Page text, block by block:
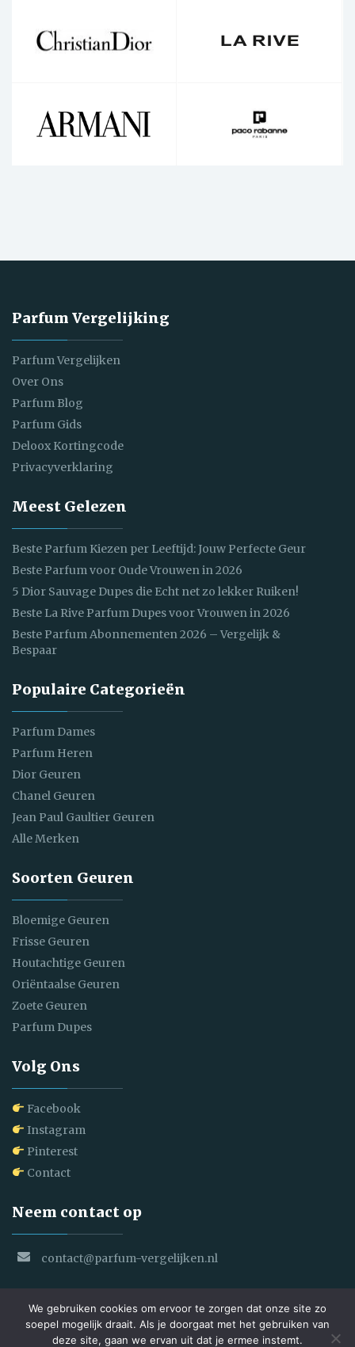
Parfum Vergelijking
Parfum Vergelijken
Over Ons
Parfum Blog
Parfum Gids
Deloox Kortingcode
Privacyverklaring
Meest Gelezen
Beste Parfum Kiezen per Leeftijd: Jouw Perfecte Geur
Beste Parfum voor Oude Vrouwen in 2026
5 Dior Sauvage Dupes die Echt net zo lekker Ruiken!
Beste La Rive Parfum Dupes voor Vrouwen in 2026
Beste Parfum Abonnementen 2026 – Vergelijk &
Bespaar
Populaire Categorieën
Parfum Dames
Parfum Heren
Dior Geuren
Chanel Geuren
Jean Paul Gaultier Geuren
Alle Merken
Soorten Geuren
Bloemige Geuren
Frisse Geuren
Houtachtige Geuren
Oriëntaalse Geuren
Zoete Geuren
Parfum Dupes
Volg Ons
Facebook
Instagram
Pinterest
Contact
Neem contact op
contact@parfum-vergelijken.nl
We gebruiken cookies om ervoor te zorgen dat onze site zo
soepel mogelijk draait. Als je doorgaat met het gebruiken van
deze site, gaan we ervan uit dat je ermee instemt.